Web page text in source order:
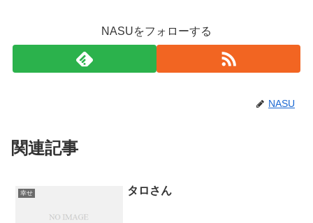
NASUをフォローする
NASU
関連記事
幸せ タロさん